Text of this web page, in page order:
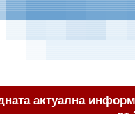
актуална